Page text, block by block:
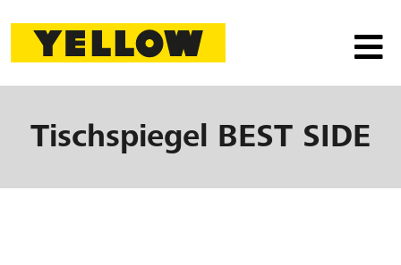
Tischspiegel BEST SIDE